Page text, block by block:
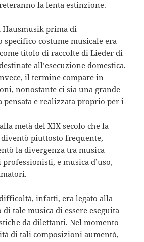
la lenta estinzione.
Hausmusik prima di
specifico costume musicale era
titolo di raccolte di Lieder di
all’esecuzione domestica.
il termine compare in
nonostante ci sia una grande
pensata e realizzata proprio per i
metà del XIX secolo che la
diventò piuttosto frequente,
la divergenza tra musica
professionisti, e musica d’uso,
infatti, era legato alla
tale musica di essere eseguita
da dilettanti. Nel momento
di tali composizioni aumentò,